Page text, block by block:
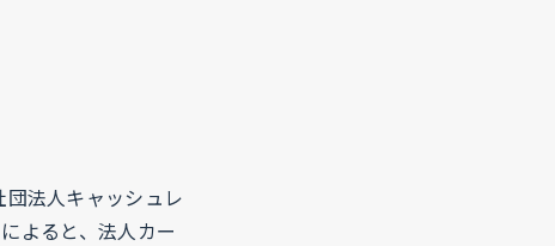
法人キャッシュレ
よると、法人カー